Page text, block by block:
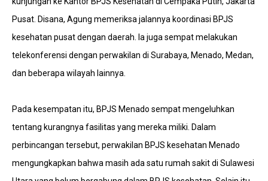
Pusat. Disana, Agung memeriksa jalannya koordinasi BPJS
kesehatan pusat dengan daerah. Ia juga sempat melakukan
telekonferensi dengan perwakilan di Surabaya, Menado, Medan,
dan beberapa wilayah lainnya.
Pada kesempatan itu, BPJS Menado sempat mengeluhkan
tentang kurangnya fasilitas yang mereka miliki. Dalam
perbincangan tersebut, perwakilan BPJS kesehatan Menado
mengungkapkan bahwa masih ada satu rumah sakit di Sulawesi